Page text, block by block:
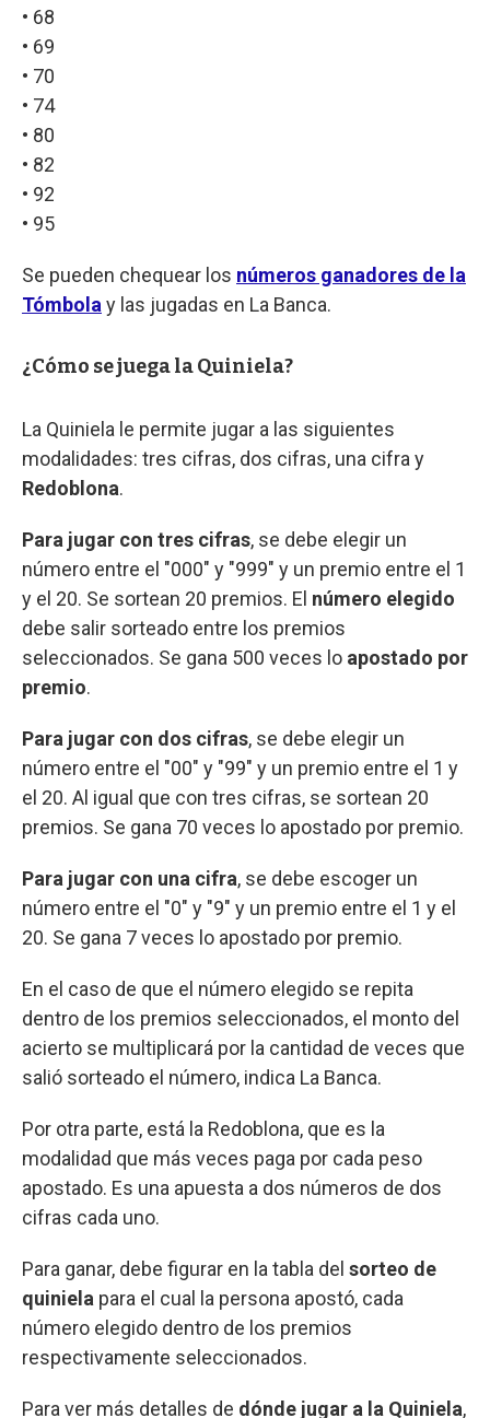
• 68
• 69
• 70
• 74
• 80
• 82
• 92
• 95
Se pueden chequear los números ganadores de la
Tómbola y las jugadas en La Banca.
¿Cómo se juega la Quiniela?
La Quiniela le permite jugar a las siguientes
modalidades: tres cifras, dos cifras, una cifra y
Redoblona.
Para jugar con tres cifras, se debe elegir un
número entre el "000" y "999" y un premio entre el 1
y el 20. Se sortean 20 premios. El número elegido
debe salir sorteado entre los premios
seleccionados. Se gana 500 veces lo apostado por
premio.
Para jugar con dos cifras, se debe elegir un
número entre el "00" y "99" y un premio entre el 1 y
el 20. Al igual que con tres cifras, se sortean 20
premios. Se gana 70 veces lo apostado por premio.
Para jugar con una cifra, se debe escoger un
número entre el "0" y "9" y un premio entre el 1 y el
20. Se gana 7 veces lo apostado por premio.
En el caso de que el número elegido se repita
dentro de los premios seleccionados, el monto del
acierto se multiplicará por la cantidad de veces que
salió sorteado el número, indica La Banca.
Por otra parte, está la Redoblona, que es la
modalidad que más veces paga por cada peso
apostado. Es una apuesta a dos números de dos
cifras cada uno.
Para ganar, debe figurar en la tabla del sorteo de
quiniela para el cual la persona apostó, cada
número elegido dentro de los premios
respectivamente seleccionados.
Para ver más detalles de dónde jugar a la Quiniela,